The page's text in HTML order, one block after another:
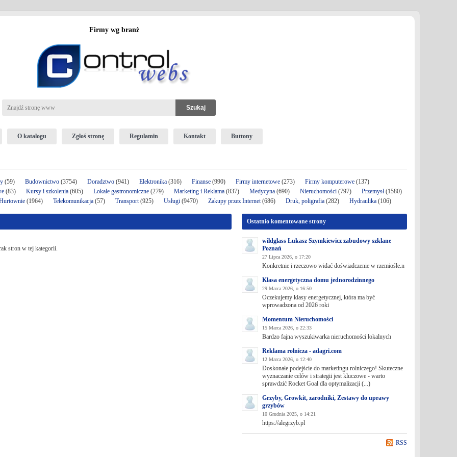
Firmy wg branż
O katalogu Zgłoś stronę Regulamin Kontakt Buttony
(59) Budownictwo (3754) Doradztwo (941) Elektronika (316) Finanse (990) Firmy internetowe (273) Firmy komputerowe (137)
(83) Kursy i szkolenia (605) Lokale gastronomiczne (279) Marketing i Reklama (837) Medycyna (690) Nieruchomości (797) Przemysł(1580)
(1964) Telekomunikacja (57) Transport(925) Usługi (9470) Zakupy przez Internet(686) Druk, poligrafia (282) Hydraulika (106)
stron w tej kategorii.
Ostatnio komentowane strony
wildglass Łukasz Szymkiewicz zabudowy szklane
Poznań
27 Lipca 2026, o 17:20
Konkretnie i rzeczowo widać doświadczenie w rzemiośle.n
Klasa energetyczna domu jednorodzinnego
29 Marca 2026, o 16:50
Oczekujemy klasy energetycznej, która ma być
wprowadzona od 2026 roki
Momentum Nieruchomości
15 Marca 2026, o 22:33
Bardzo fajna wyszukiwarka nieruchomości lokalnych
Reklama rolnicza - adagri.com
12 Marca 2026, o 12:40
Doskonałe podejście do marketingu rolniczego! Skuteczne
wyznaczanie celów i strategii jest kluczowe - warto
sprawdzić Rocket Goal dla optymalizacji (...)
Grzyby, Growkit, zarodniki, Zestawy do uprawy
grzybów
10 Grudnia 2025, o 14:21
https://alegrzyb.pl
RSS